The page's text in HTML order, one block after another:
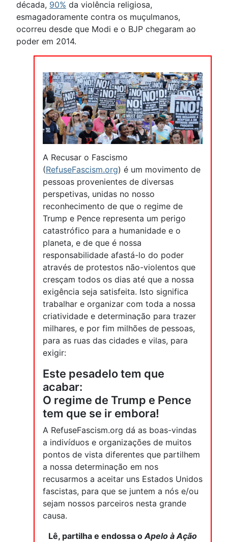
década, 90% da violência religiosa,
esmagadoramente contra os muçulmanos,
ocorreu desde que Modi e o BJP chegaram ao
poder em 2014.
A Recusar o Fascismo
(RefuseFascism.org) é um movimento de
pessoas provenientes de diversas
perspetivas, unidas no nosso
reconhecimento de que o regime de
Trump e Pence representa um perigo
catastrófico para a humanidade e o
planeta, e de que é nossa
responsabilidade afastá-lo do poder
através de protestos não-violentos que
cresçam todos os dias até que a nossa
exigência seja satisfeita. Isto significa
trabalhar e organizar com toda a nossa
criatividade e determinação para trazer
milhares, e por fim milhões de pessoas,
para as ruas das cidades e vilas, para
exigir:
Este pesadelo tem que
acabar:
O regime de Trump e Pence
tem que se ir embora!
A RefuseFascism.org dá as boas-vindas
a indivíduos e organizações de muitos
pontos de vista diferentes que partilhem
a nossa determinação em nos
recusarmos a aceitar uns Estados Unidos
fascistas, para que se juntem a nós e/ou
sejam nossos parceiros nesta grande
causa.
Lê, partilha e endossa oApelo à Ação